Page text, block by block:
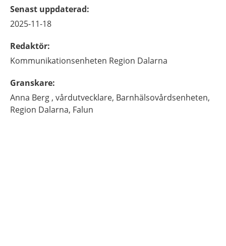
Senast uppdaterad:
2025-11-18
Redaktör:
Kommunikationsenheten Region Dalarna
Granskare:
Anna Berg , vårdutvecklare, Barnhälsovårdsenheten,
Region Dalarna, Falun